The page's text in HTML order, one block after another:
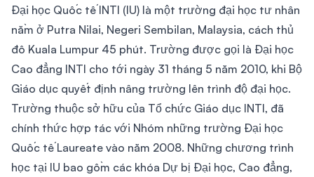
Đại học Quốc tế INTI (IU) là một trường đại học tư nhân
nằm ở Putra Nilai, Negeri Sembilan, Malaysia, cách thủ
đô Kuala Lumpur 45 phút. Trường được gọi là Đại học
Cao đẳng INTI cho tới ngày 31 tháng 5 năm 2010, khi Bộ
Giáo dục quyết định nâng trường lên trình độ đại học.
Trường thuộc sở hữu của Tổ chức Giáo dục INTI, đã
chính thức hợp tác với Nhóm những trường Đại học
Quốc tế Laureate vào năm 2008. Những chương trình
học tại IU bao gồm các khóa Dự bị Đại học, Cao đẳng,